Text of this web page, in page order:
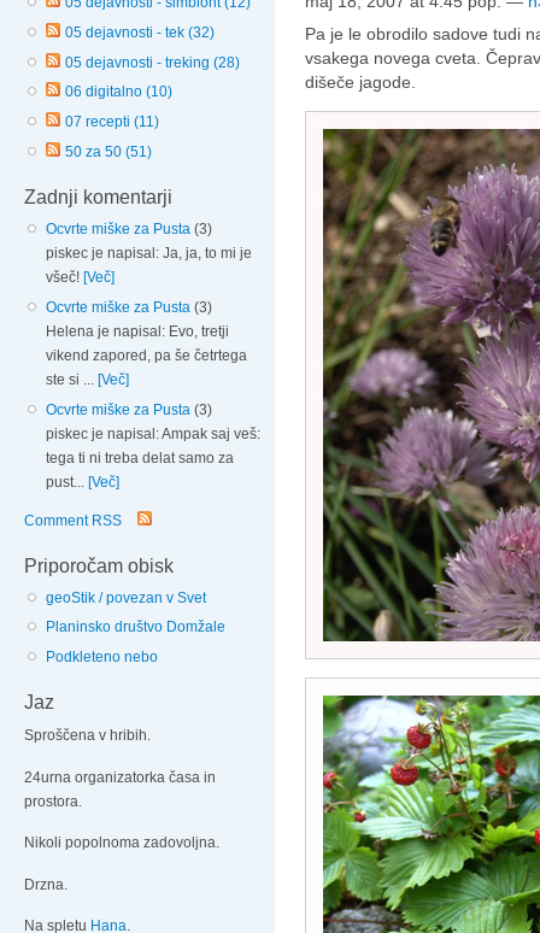
05 dejavnosti - tek (32)
05 dejavnosti - treking (28)
06 digitalno (10)
07 recepti (11)
50 za 50 (51)
Zadnji komentarji
Ocvrte miške za Pusta (3)
piskec je napisal: Ja, ja, to mi je
všeč! [Več]
Ocvrte miške za Pusta (3)
Helena je napisal: Evo, tretji
vikend zapored, pa še četrtega
ste si ... [Več]
Ocvrte miške za Pusta (3)
piskec je napisal: Ampak saj veš:
tega ti ni treba delat samo za
pust... [Več]
Comment RSS
Priporočam obisk
geoStik / povezan v Svet
Planinsko društvo Domžale
Podkleteno nebo
Jaz
Sproščena v hribih.
24urna organizatorka časa in
prostora.
Nikoli popolnoma zadovoljna.
Drzna.
Na spletu Hana.
Pa je le obrodilo sadove tudi
vsakega novega cveta.
dišeče jagode.